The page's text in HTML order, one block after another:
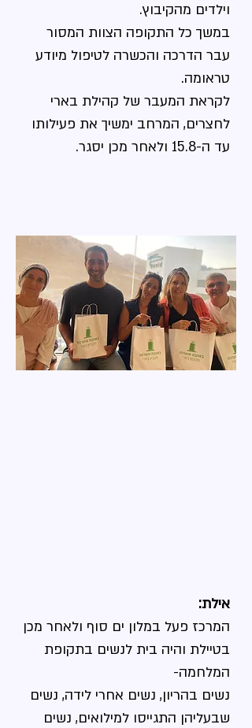
וילדים מהקיבוץ.
במשך כל התקופה הצוות המסור
עבר הדרכה והכשרה לטיפול מיודע
טראומה.
לקראת המעבר של קהילת בארי
לחצרים, המרחב ימשיך את פעילותו
עד ה-15.8 ולאחר מכן יסגר.
אילת:
המרכז פעל במלון ים סוף ולאחר מכן
בטיילת והיה בית לנשים בתקופת
המלחמה-
נשים בהריון, נשים אחרי לידה, נשים
שבעליהן התגייסו למילואים, נשים